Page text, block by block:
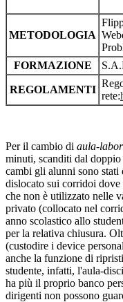
METODOLOGIA
FORMAZIONE
REGOLAMENTI
rete:
Per il cambio di aula-
minuti, scanditi dal doppio
cambi gli alunni sono stati
dislocato sui corridoi dove
che non è utilizzato nelle
privato (collocato nel
anno scolastico allo
per la relativa chiusura.
(custodire i device
anche la funzione di
studente, infatti, l'aula-
ha più il proprio banco
dirigenti non possono